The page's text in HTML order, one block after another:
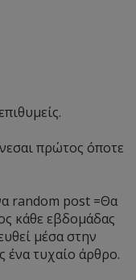
πρώτος όποτε
random post =Θα
κάθε εβδομάδας
μέσα στην
τυχαίο άρθρο.